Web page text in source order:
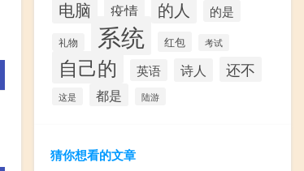
电脑 疫情 的人 的是
礼物 系统 红包 考试
自己的 英语 诗人 还不
这是 都是 陆游
猜你想看的文章